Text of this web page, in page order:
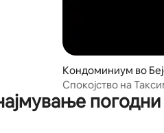
Кондоминиум во
Спокојство на